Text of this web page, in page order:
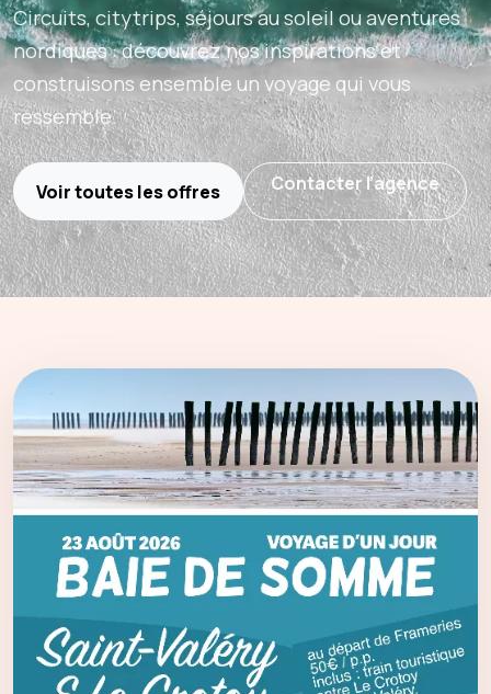
Circuits, citytrips, séjours au soleil ou aventures
nordiques : découvrez nos inspirations et
construisons ensemble un voyage qui vous
ressemble.
Voir toutes les offres Contacter l’agence